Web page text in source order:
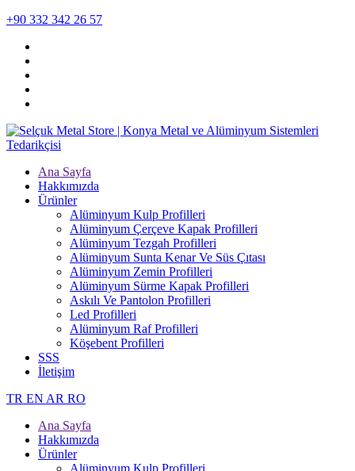
+90 332 342 26 57
Ana Sayfa
Hakkımızda
Ürünler
Alüminyum Kulp Profilleri
Alüminyum Çerçeve Kаpаk Profilleri
Alüminyum Tezgah Profilleri
Alüminyum Sunta Kenar Ve Süs Çıtası
Alüminyum Zemin Profilleri
Alüminyum Sürme Kapak Profilleri
Askılı Ve Pantolon Profilleri
Led Profilleri
Alüminyum Raf Profilleri
Köşebent Profilleri
SSS
İletişim
TR EN AR RO
Ana Sayfa
Hakkımızda
Ürünler
Alüminyum Kulp Profilleri